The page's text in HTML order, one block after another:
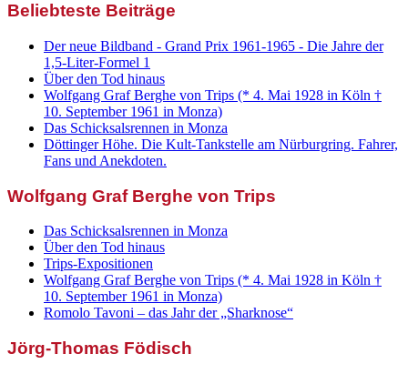
Beliebteste Beiträge
Der neue Bildband - Grand Prix 1961-1965 - Die Jahre der
1,5-Liter-Formel 1
Über den Tod hinaus
Wolfgang Graf Berghe von Trips (* 4. Mai 1928 in Köln †
10. September 1961 in Monza)
Das Schicksalsrennen in Monza
Döttinger Höhe. Die Kult-Tankstelle am Nürburgring. Fahrer,
Fans und Anekdoten.
Wolfgang Graf Berghe von Trips
Das Schicksalsrennen in Monza
Über den Tod hinaus
Trips-Expositionen
Wolfgang Graf Berghe von Trips (* 4. Mai 1928 in Köln †
10. September 1961 in Monza)
Romolo Tavoni – das Jahr der „Sharknose“
Jörg-Thomas Födisch